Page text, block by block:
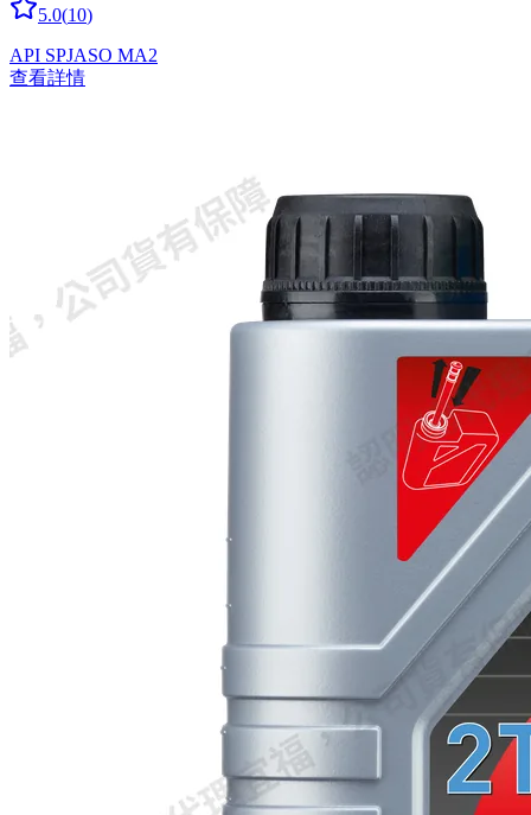
5.0(10)
API SPJASO MA2
查看詳情